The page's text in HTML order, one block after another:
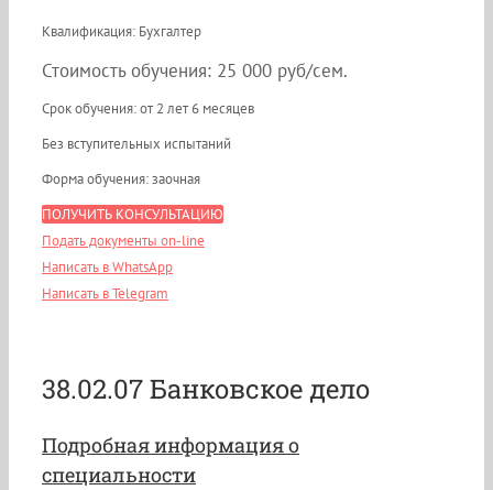
Квалификация: Бухгалтер
Стоимость обучения: 25 000 руб/сем.
Срок обучения: от 2 лет 6 месяцев
Без вступительных испытаний
Форма обучения: заочная
ПОЛУЧИТЬ КОНСУЛЬТАЦИЮ
Подать документы on-line
Написать в WhatsApp
Написать в Telegram
38.02.07 Банковское дело
Подробная информация о
специальности